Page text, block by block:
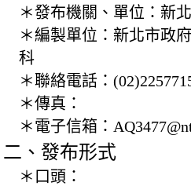
＊發布機關、單位： 新
＊編製單位： 新北市政
科
＊聯絡電話：
＊傳真：
＊電子信箱：
二、發布形式
＊口頭：